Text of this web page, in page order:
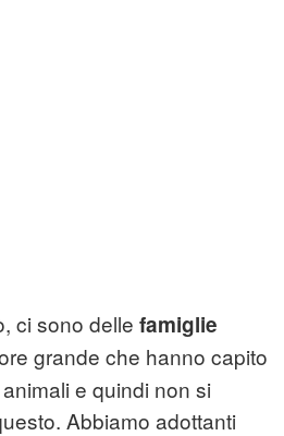
ci sono delle famiglie
grande che hanno capito
e quindi non si
Abbiamo adottanti